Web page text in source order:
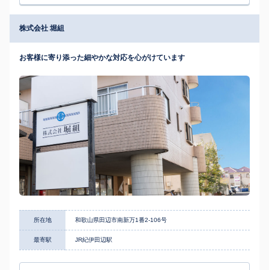
株式会社 堀組
お客様に寄り添った細やかな対応を心がけています
所在地 和歌山県田辺市南新万1番2-106号
最寄駅 JR紀伊田辺駅